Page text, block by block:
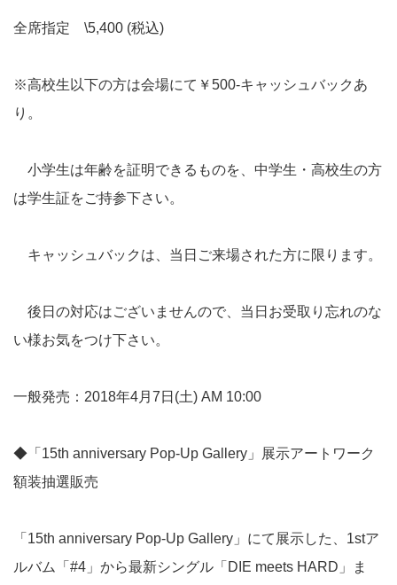
全席指定 \5,400 (税込)
※高校生以下の方は会場にて￥500-キャッシュバックあ
り。
小学生は年齢を証明できるものを、中学生・高校生の方
は学生証をご持参下さい。
キャッシュバックは、当日ご来場された方に限ります。
後日の対応はございませんので、当日お受取り忘れのな
い様お気をつけ下さい。
一般発売：2018年4月7日(土) AM 10:00
◆「15th anniversary Pop-Up Gallery」展示アートワーク
額装抽選販売
「15th anniversary Pop-Up Gallery」にて展示した、1stア
ルバム「#4」から最新シングル「DIE meets HARD」ま